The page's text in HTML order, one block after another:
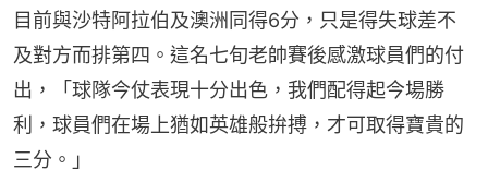
目前與沙特阿拉伯及澳洲同得6分，只是得失球差不
及對方而排第四。這名七旬老帥賽後感激球員們的付
出，「球隊今仗表現十分出色，我們配得起今場勝
利，球員們在場上猶如英雄般拚搏，才可取得寶貴的
三分。」